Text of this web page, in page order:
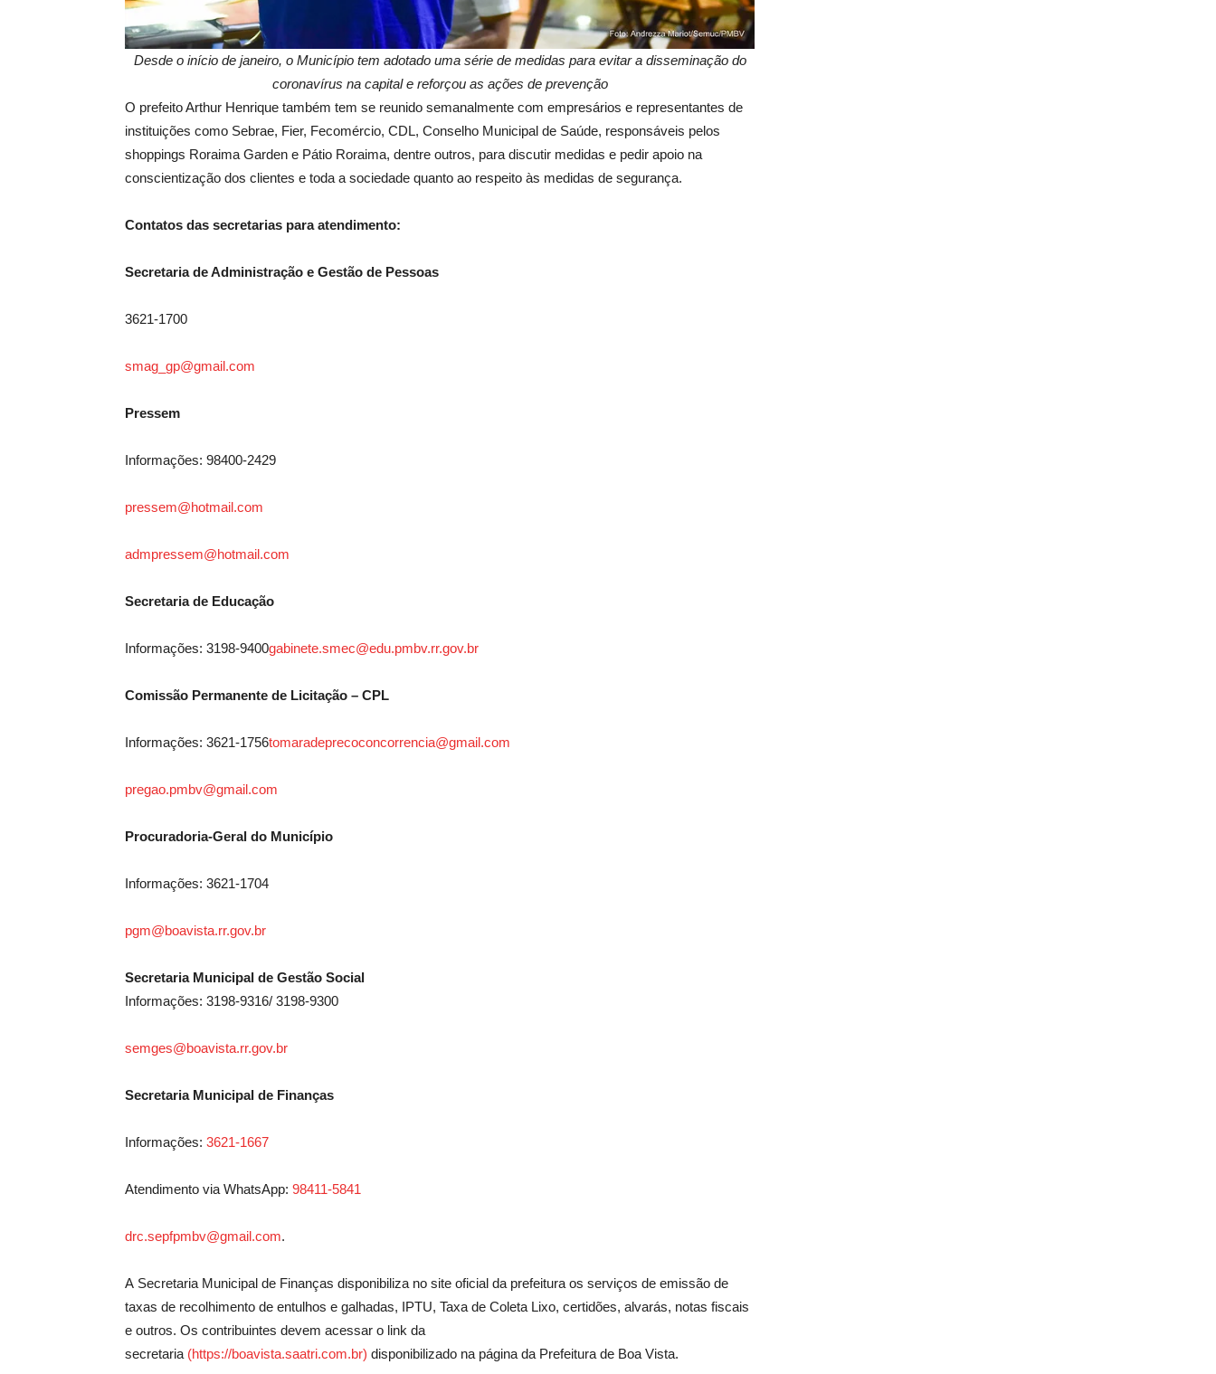
Desde o início de janeiro, o Município tem adotado uma série de medidas para evitar a disseminação do
coronavírus na capital e reforçou as ações de prevenção
O prefeito Arthur Henrique também tem se reunido semanalmente com empresários e representantes de
instituições como Sebrae, Fier, Fecomércio, CDL, Conselho Municipal de Saúde, responsáveis pelos
shoppings Roraima Garden e Pátio Roraima, dentre outros, para discutir medidas e pedir apoio na
conscientização dos clientes e toda a sociedade quanto ao respeito às medidas de segurança.
Contatos das secretarias para atendimento:
Secretaria de Administração e Gestão de Pessoas
3621-1700
smag_gp@gmail.com
Pressem
Informações: 98400-2429
pressem@hotmail.com
admpressem@hotmail.com
Secretaria de Educação
Informações: 3198-9400gabinete.smec@edu.pmbv.rr.gov.br
Comissão Permanente de Licitação – CPL
Informações: 3621-1756tomaradeprecoconcorrencia@gmail.com
pregao.pmbv@gmail.com
Procuradoria-Geral do Município
Informações: 3621-1704
pgm@boavista.rr.gov.br
Secretaria Municipal de Gestão Social
Informações: 3198-9316/ 3198-9300
semges@boavista.rr.gov.br
Secretaria Municipal de Finanças
Informações: 3621-1667
Atendimento via WhatsApp: 98411-5841
drc.sepfpmbv@gmail.com.
A Secretaria Municipal de Finanças disponibiliza no site oficial da prefeitura os serviços de emissão de
taxas de recolhimento de entulhos e galhadas, IPTU, Taxa de Coleta Lixo, certidões, alvarás, notas fiscais
e outros. Os contribuintes devem acessar o link da
secretaria (https://boavista.saatri.com.br) disponibilizado na página da Prefeitura de Boa Vista.